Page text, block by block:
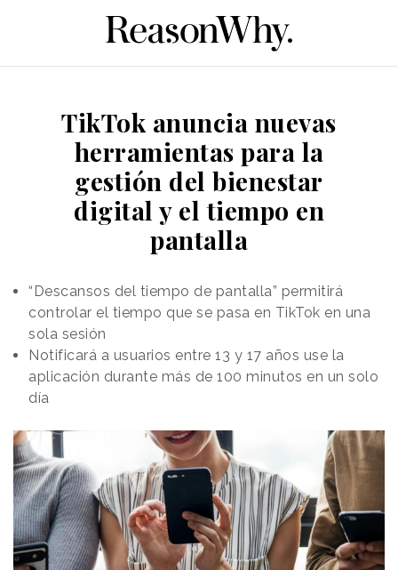
TikTok anuncia nuevas
herramientas para la
gestión del bienestar
digital y el tiempo en
pantalla
“Descansos del tiempo de pantalla” permitirá
controlar el tiempo que se pasa en TikTok en una
sola sesión
Notificará a usuarios entre 13 y 17 años use la
aplicación durante más de 100 minutos en un solo
día